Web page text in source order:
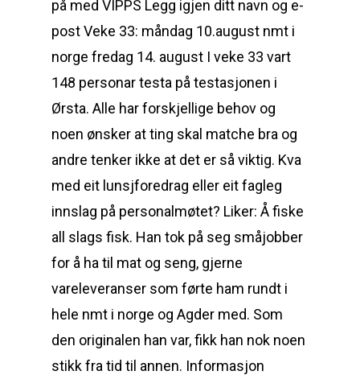
på med VIPPS Legg igjen ditt navn og e-
post Veke 33: måndag 10.august nmt i
norge fredag 14. august I veke 33 vart
148 personar testa på testasjonen i
Ørsta. Alle har forskjellige behov og
noen ønsker at ting skal matche bra og
andre tenker ikke at det er så viktig. Kva
med eit lunsjforedrag eller eit fagleg
innslag på personalmøtet? Liker: Å fiske
all slags fisk. Han tok på seg småjobber
for å ha til mat og seng, gjerne
vareleveranser som førte ham rundt i
hele nmt i norge og Agder med. Som
den originalen han var, fikk han nok noen
stikk fra tid til annen. Informasjon